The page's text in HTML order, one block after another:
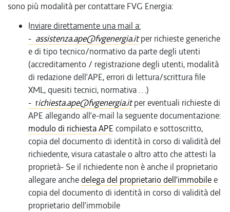
sono più modalità per contattare FVG Energia:
Inviare direttamente una mail a:
- assistenza.ape@fvgenergia.itper richieste generiche
e di tipo tecnico/normativo da parte degli utenti
(accreditamento / registrazione degli utenti, modalità
di redazione dell’APE, errori di lettura/scrittura file
XML, quesiti tecnici, normativa …)
- richiesta.ape@fvgenergia.itper eventuali richieste di
APE allegando all’e-mail la seguente documentazione:
modulo di richiesta APE compilato e sottoscritto,
copia del documento di identità in corso di validità del
richiedente, visura catastale o altro atto che attesti la
proprietà- Se il richiedente non è anche il proprietario
allegare anchedelega del proprietario dell’immobilee
copia del documento di identità in corso di validità del
proprietario dell’immobile